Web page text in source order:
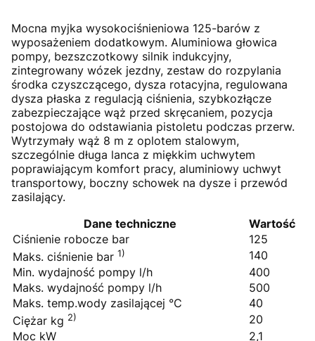
Mocna myjka wysokociśnieniowa 125-barów z
wyposażeniem dodatkowym. Aluminiowa głowica
pompy, bezszczotkowy silnik indukcyjny,
zintegrowany wózek jezdny, zestaw do rozpylania
środka czyszczącego, dysza rotacyjna, regulowana
dysza płaska z regulacją ciśnienia, szybkozłącze
zabezpieczające wąż przed skręcaniem, pozycja
postojowa do odstawiania pistoletu podczas przerw.
Wytrzymały wąż 8 m z oplotem stalowym,
szczególnie długa lanca z miękkim uchwytem
poprawiającym komfort pracy, aluminiowy uchwyt
transportowy, boczny schowek na dysze i przewód
zasilający.
Dane techniczne
Wartość
Ciśnienie robocze bar
125
Maks. ciśnienie bar 1)
140
Min. wydajność pompy l/h
400
Maks. wydajność pompy l/h
500
Maks. temp.wody zasilającej °C
40
Ciężar kg 2)
20
Moc kW
2,1